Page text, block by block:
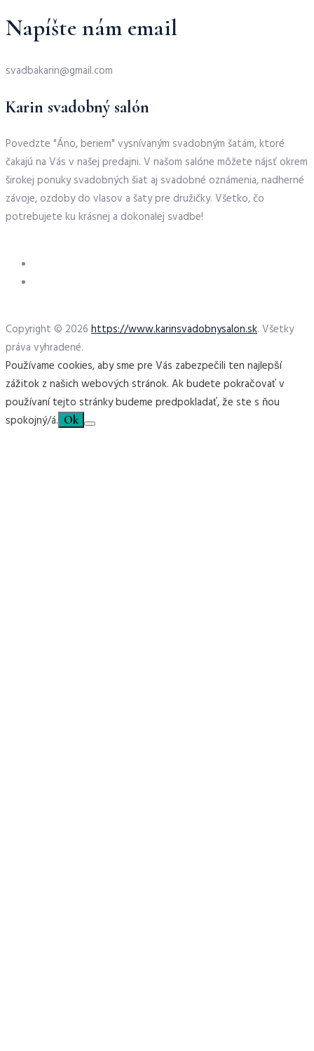
Napíšte nám email
svadbakarin@gmail.com
Karin svadobný salón
Povedzte "Áno, beriem" vysnívaným svadobným šatám, ktoré
čakajú na Vás v našej predajni. V našom salóne môžete nájsť okrem
širokej ponuky svadobných šiat aj svadobné oznámenia, nadherné
závoje, ozdoby do vlasov a šaty pre družičky. Všetko, čo
potrebujete ku krásnej a dokonalej svadbe!
Copyright © 2026 https://www.karinsvadobnysalon.sk. Všetky
práva vyhradené.
Používame cookies, aby sme pre Vás zabezpečili ten najlepší
zážitok z našich webových stránok. Ak budete pokračovať v
používaní tejto stránky budeme predpokladať, že ste s ňou
spokojný/á. Ok